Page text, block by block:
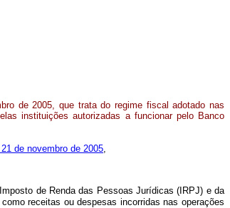
de 2005, que trata do regime fiscal adotado nas
instituições autorizadas a funcionar pelo Banco
de novembro de 2005,
de Renda das Pessoas Jurídicas (IRPJ) e da
receitas ou despesas incorridas nas operações